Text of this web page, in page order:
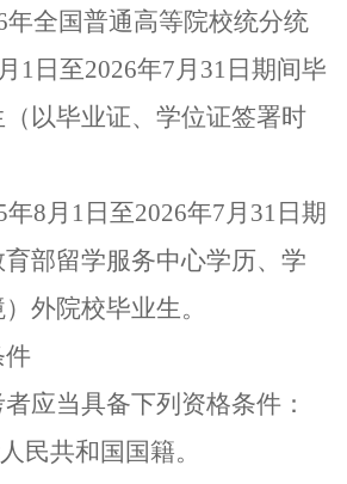
年全国普通高等院校统分统
月 1 日至2026年7月 31 日期间毕
以毕业证、学位证签署时
年8月 1 日至2026年7月 31 日期
部留学服务中心学历、学
外院校毕业生。
件
者应当具备下列资格条件：
民共和国国籍。